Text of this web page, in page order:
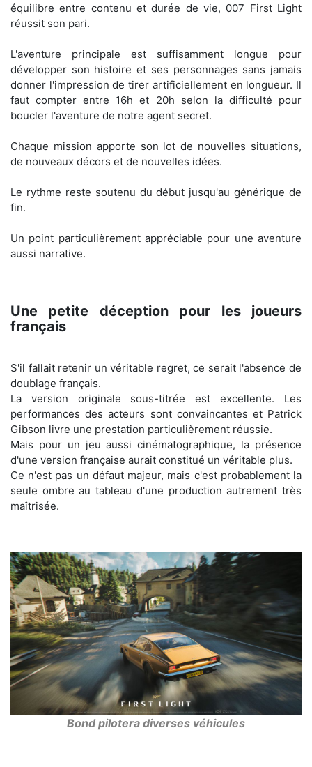
équilibre entre contenu et durée de vie, 007 First Light
réussit son pari.
L'aventure principale est suffisamment longue pour
développer son histoire et ses personnages sans jamais
donner l'impression de tirer artificiellement en longueur. Il
faut compter entre 16h et 20h selon la difficulté pour
boucler l'aventure de notre agent secret.
Chaque mission apporte son lot de nouvelles situations,
de nouveaux décors et de nouvelles idées.
Le rythme reste soutenu du début jusqu'au générique de
fin.
Un point particulièrement appréciable pour une aventure
aussi narrative.
Une petite déception pour les joueurs
français
S'il fallait retenir un véritable regret, ce serait l'absence de
doublage français.
La version originale sous-titrée est excellente. Les
performances des acteurs sont convaincantes et Patrick
Gibson livre une prestation particulièrement réussie.
Mais pour un jeu aussi cinématographique, la présence
d'une version française aurait constitué un véritable plus.
Ce n'est pas un défaut majeur, mais c'est probablement la
seule ombre au tableau d'une production autrement très
maîtrisée.
Bond pilotera diverses véhicules